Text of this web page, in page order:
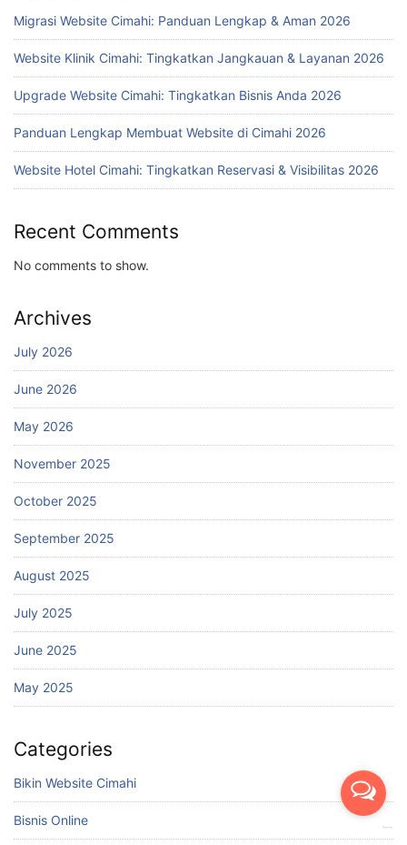
Migrasi Website Cimahi: Panduan Lengkap & Aman 2026
Website Klinik Cimahi: Tingkatkan Jangkauan & Layanan 2026
Upgrade Website Cimahi: Tingkatkan Bisnis Anda 2026
Panduan Lengkap Membuat Website di Cimahi 2026
Website Hotel Cimahi: Tingkatkan Reservasi & Visibilitas 2026
Recent Comments
No comments to show.
Archives
July 2026
June 2026
May 2026
November 2025
October 2025
September 2025
August 2025
July 2025
June 2025
May 2025
Categories
Bikin Website Cimahi
Bisnis Online